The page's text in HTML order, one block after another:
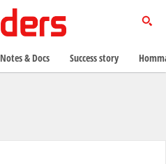
Notes & Docs Success story